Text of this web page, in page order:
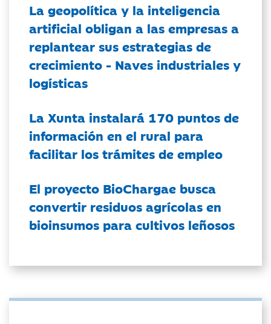
La geopolítica y la inteligencia
artificial obligan a las empresas a
replantear sus estrategias de
crecimiento - Naves industriales y
logísticas
La Xunta instalará 170 puntos de
información en el rural para
facilitar los trámites de empleo
El proyecto BioChargae busca
convertir residuos agrícolas en
bioinsumos para cultivos leñosos